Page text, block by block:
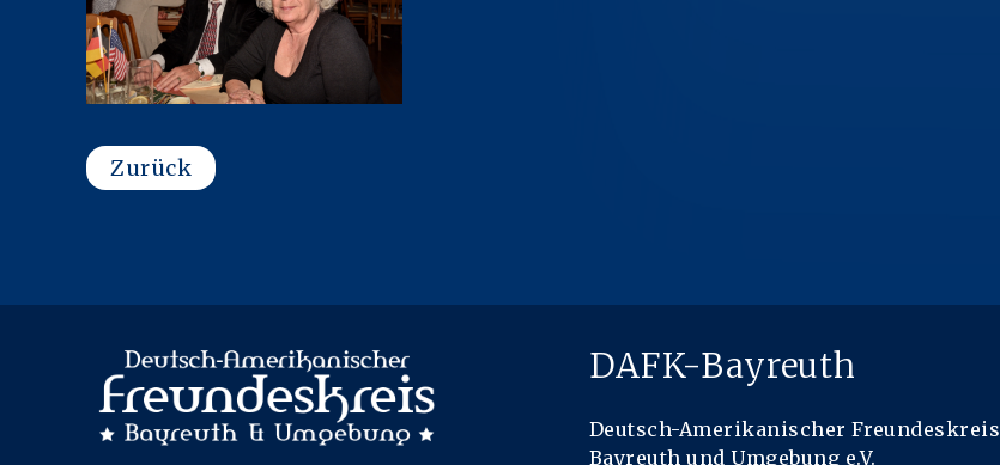
Zurück
DAFK-Bayreuth
Deutsch-Amerikanischer Freundeskreis
Bayreuth und Umgebung e.V.